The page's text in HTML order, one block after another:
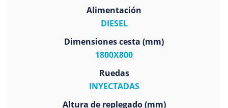
Alimentación
DIESEL
Dimensiones cesta (mm)
1800X800
Ruedas
INYECTADAS
Altura de replegado (mm)